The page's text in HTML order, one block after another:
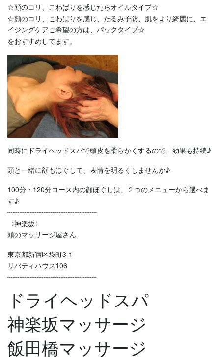
☆顔のコリ、こわばりを感じたらオイルタイプ☆
☆顔のコリ、こわばりを感じ、たるみ予防、肌をより綺麗に、エ
イジングケアご希望の方は、パックタイプ☆
をおすすめしてます。
同時にドライヘッドスパで頭皮を柔らかくするので、効果も持続♪
頭と一緒に顔もほぐして、表情を明るくしませんか♪
100分・120分コース内の顔ほぐしは、２つのメニューから選べま
す♪
┉┉┉┉┉┉┉┉┉┉┉┉┉
〈神楽坂〉
頭のマッサージ屋さん
東京都新宿区袋町3-1
リバティハウス106
┉┉┉┉┉┉┉┉┉┉┉┉┉
ドライヘッドスパ
神楽坂マッサージ
飯田橋マッサージ